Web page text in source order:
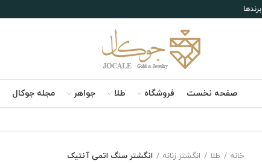
برندها
صفحه نخست فروشگاه طلا جواهر مجله جوکال
خانه طلا انگشتر زنانه انگشتر سنگ اتمی آنتیک